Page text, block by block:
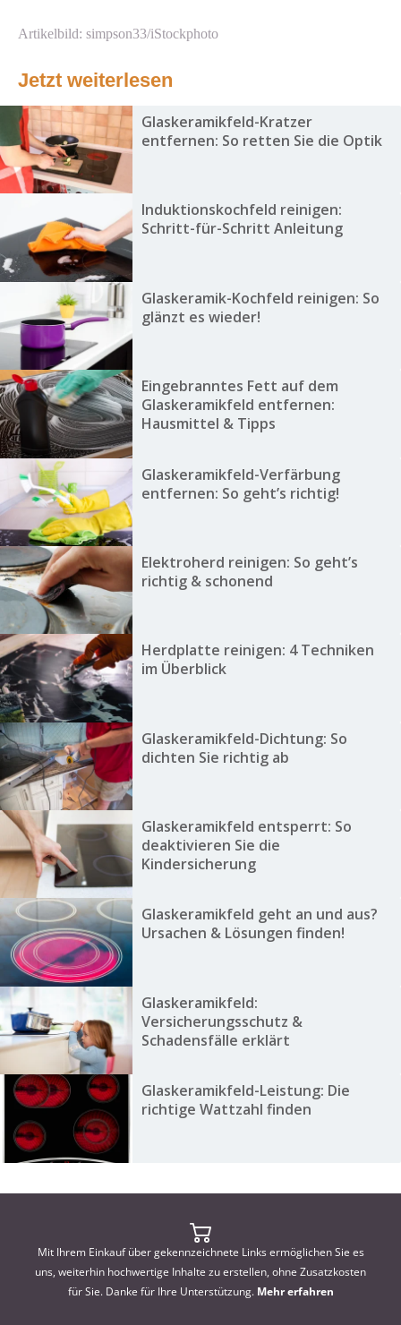
Artikelbild: simpson33/iStockphoto
Jetzt weiterlesen
Glaskeramikfeld-Kratzer
entfernen: So retten Sie die Optik
Induktionskochfeld reinigen:
Schritt-für-Schritt Anleitung
Glaskeramik-Kochfeld reinigen: So
glänzt es wieder!
Eingebranntes Fett auf dem
Glaskeramikfeld entfernen:
Hausmittel & Tipps
Glaskeramikfeld-Verfärbung
entfernen: So geht’s richtig!
Elektroherd reinigen: So geht’s
richtig & schonend
Herdplatte reinigen: 4 Techniken
im Überblick
Glaskeramikfeld-Dichtung: So
dichten Sie richtig ab
Glaskeramikfeld entsperrt: So
deaktivieren Sie die
Kindersicherung
Glaskeramikfeld geht an und aus?
Ursachen & Lösungen finden!
Glaskeramikfeld:
Versicherungsschutz &
Schadensfälle erklärt
Glaskeramikfeld-Leistung: Die
richtige Wattzahl finden
Mit Ihrem Einkauf über gekennzeichnete Links ermöglichen Sie es
uns, weiterhin hochwertige Inhalte zu erstellen, ohne Zusatzkosten
für Sie. Danke für Ihre Unterstützung. Mehr erfahren